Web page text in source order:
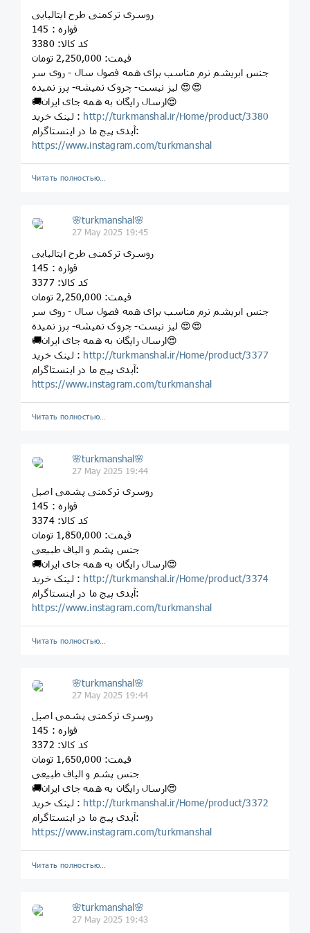
روسری ترکمنی طرح ایتالیایی
قواره : 145
کد کالا: 3380
قیمت: 2,250,000 تومان
جنس ابریشم نرم مناسب برای همه فصول سال - روی سر
لیز نیست- چروک نمیشه- پرز نمیده 😍😍
🚚ارسال رایگان به همه جای ایران😍
لینک خرید : http://turkmanshal.ir/Home/product/3380
آیدی پیج ما در اینستاگرام:
https://www.instagram.com/turkmanshal
Читать полностью…
🌸turkmanshal🌸
27 May 2025 19:45
روسری ترکمنی طرح ایتالیایی
قواره : 145
کد کالا: 3377
قیمت: 2,250,000 تومان
جنس ابریشم نرم مناسب برای همه فصول سال - روی سر
لیز نیست- چروک نمیشه- پرز نمیده 😍😍
🚚ارسال رایگان به همه جای ایران😍
لینک خرید : http://turkmanshal.ir/Home/product/3377
آیدی پیج ما در اینستاگرام:
https://www.instagram.com/turkmanshal
Читать полностью…
🌸turkmanshal🌸
27 May 2025 19:44
روسری ترکمنی پشمی اصیل
قواره : 145
کد کالا: 3374
قیمت: 1,850,000 تومان
جنس پشم و الیاف طبیعی
🚚ارسال رایگان به همه جای ایران😍
لینک خرید : http://turkmanshal.ir/Home/product/3374
آیدی پیج ما در اینستاگرام:
https://www.instagram.com/turkmanshal
Читать полностью…
🌸turkmanshal🌸
27 May 2025 19:44
روسری ترکمنی پشمی اصیل
قواره : 145
کد کالا: 3372
قیمت: 1,650,000 تومان
جنس پشم و الیاف طبیعی
🚚ارسال رایگان به همه جای ایران😍
لینک خرید : http://turkmanshal.ir/Home/product/3372
آیدی پیج ما در اینستاگرام:
https://www.instagram.com/turkmanshal
Читать полностью…
🌸turkmanshal🌸
27 May 2025 19:43